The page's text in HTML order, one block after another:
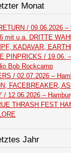
Monat
/ 09.06.2026 –
mit u.a. DRITTE
KADAVAR,
PINPRICKS / 19.06.
Bob Rockcamp
/ 02.07.2026 –
FACEBREAKER,
/ 12.06.2026 –
THRASH FEST
Jahr